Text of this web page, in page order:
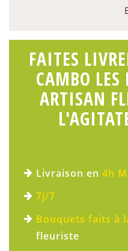
FAITES
CAMBO
ARTISAN
Livraison en 4h
7j/7
Bouquets faits à
fleuriste